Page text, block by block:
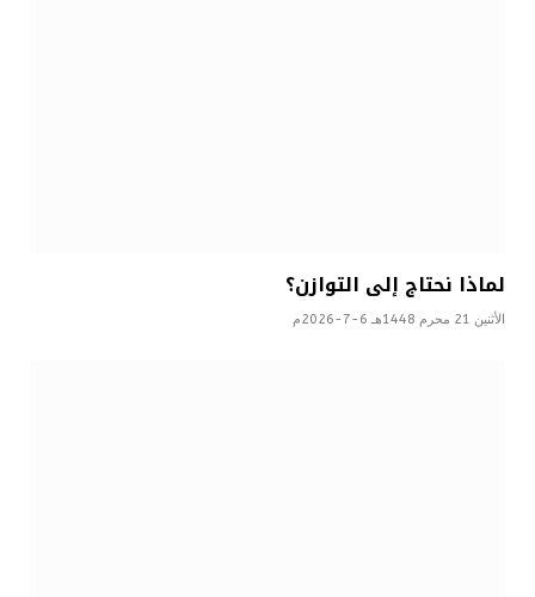
لماذا نحتاج إلى التوازن؟
الأثنين 21 محرم 1448هـ 6-7-2026م